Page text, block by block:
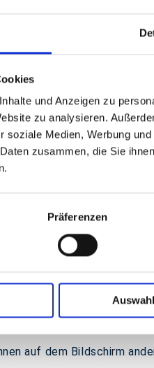
und Anzeigen zu
zu analysieren.
soziale Medien, Werbung
zusammen, die Sie
Präferenzen
Versandgewicht/
und APET Schalen.
auf dem Bildschirm